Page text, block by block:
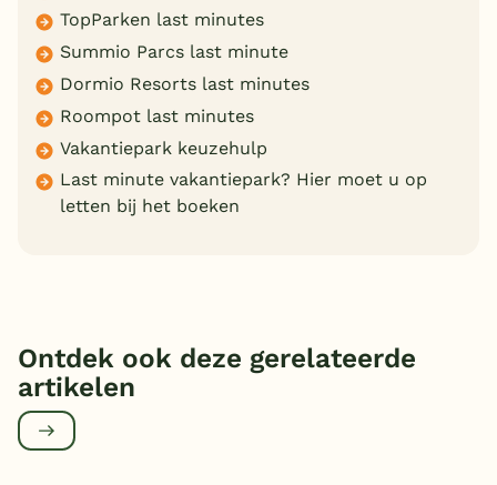
TopParken last minutes
Summio Parcs last minute
Dormio Resorts last minutes
Roompot last minutes
Vakantiepark keuzehulp
Last minute vakantiepark? Hier moet u op
letten bij het boeken
Ontdek ook deze gerelateerde
artikelen